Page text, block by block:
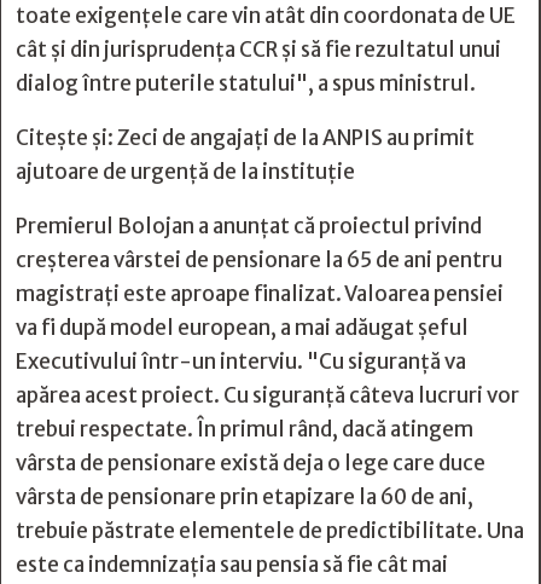
toate exigenţele care vin atât din coordonata de UE
cât şi din jurisprudenţa CCR şi să fie rezultatul unui
dialog între puterile statului", a spus ministrul.
Citește și:Zeci de angajați de la ANPIS au primit
ajutoare de urgență de la instituție
Premierul Bolojan a anunţat că proiectul privind
creşterea vârstei de pensionare la 65 de ani pentru
magistraţi este aproape finalizat. Valoarea pensiei
va fi după model european, a mai adăugat şeful
Executivului într-un interviu. "Cu siguranţă va
apărea acest proiect. Cu siguranţă câteva lucruri vor
trebui respectate. În primul rând, dacă atingem
vârsta de pensionare există deja o lege care duce
vârsta de pensionare prin etapizare la 60 de ani,
trebuie păstrate elementele de predictibilitate. Una
este ca indemnizaţia sau pensia să fie cât mai